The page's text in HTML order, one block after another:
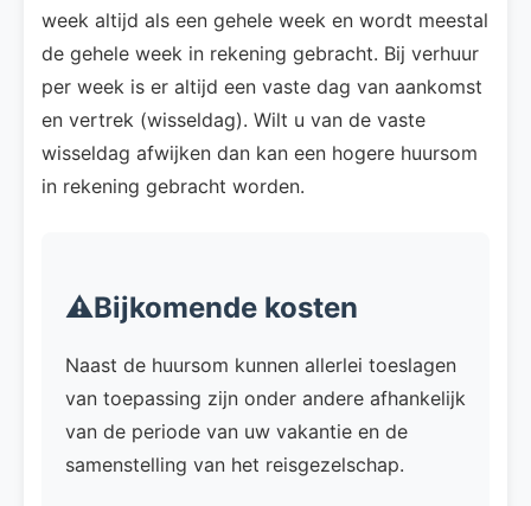
week altijd als een gehele week en wordt meestal
de gehele week in rekening gebracht. Bij verhuur
per week is er altijd een vaste dag van aankomst
en vertrek (wisseldag). Wilt u van de vaste
wisseldag afwijken dan kan een hogere huursom
in rekening gebracht worden.
⚠️Bijkomende kosten
Naast de huursom kunnen allerlei toeslagen
van toepassing zijn onder andere afhankelijk
van de periode van uw vakantie en de
samenstelling van het reisgezelschap.